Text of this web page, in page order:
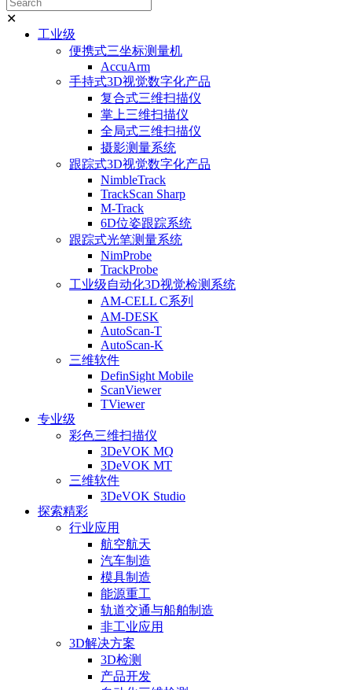
✕
工业级
便携式三坐标测量机
AccuArm
手持式3D视觉数字化产品
复合式三维扫描仪
掌上三维扫描仪
全局式三维扫描仪
摄影测量系统
跟踪式3D视觉数字化产品
NimbleTrack
TrackScan Sharp
M-Track
6D位姿跟踪系统
跟踪式光笔测量系统
NimProbe
TrackProbe
工业级自动化3D视觉检测系统
AM-CELL C系列
AM-DESK
AutoScan-T
AutoScan-K
三维软件
DefinSight Mobile
ScanViewer
TViewer
专业级
彩色三维扫描仪
3DeVOK MQ
3DeVOK MT
三维软件
3DeVOK Studio
探索精彩
行业应用
航空航天
汽车制造
模具制造
能源重工
轨道交通与船舶制造
非工业应用
3D解决方案
3D检测
产品开发